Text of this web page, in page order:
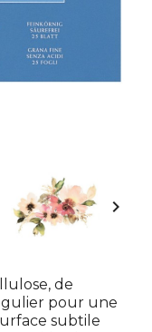

de
pour une
subtile